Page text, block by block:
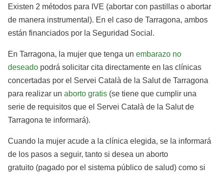
Existen 2 métodos para IVE (abortar con pastillas o abortar
de manera instrumental). En el caso de Tarragona, ambos
están financiados por la Seguridad Social.
En Tarragona, la mujer que tenga un embarazo no
deseado podrá solicitar cita directamente en las clínicas
concertadas por el Servei Català de la Salut de Tarragona
para realizar un aborto gratis (se tiene que cumplir una
serie de requisitos que el Servei Català de la Salut de
Tarragona te informará).
Cuando la mujer acude a la clínica elegida, se la informará
de los pasos a seguir, tanto si desea un aborto
gratuito (pagado por el sistema público de salud) como si